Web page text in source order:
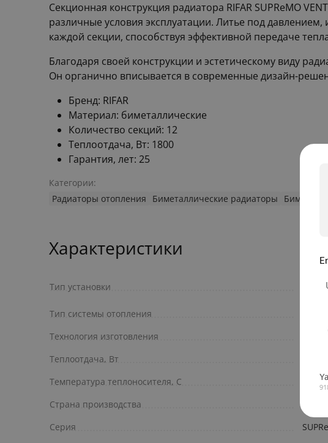
Секционная конструкция радиатора RIFAR SUPReMO
различные условия эксплуатации. Литье под
каждой секции, способствуя эффективной передаче
Благодаря своей конструкции и эстетическому виду
Он органично вписывается в современные дизайн-
Бренд: RIFAR
Материал: биметаллические
Количество секций: 12
Теплоотдача, Вт: 1800
Гарантия, лет: 25
Категории:
Радиаторы отопления
Биметаллические радиаторы
Характеристики
Тип установки
Тип системы отопления
Технология изготовления
Теплоотдача, Вт
Температура теплоносителя, С
Страна производства
Серия